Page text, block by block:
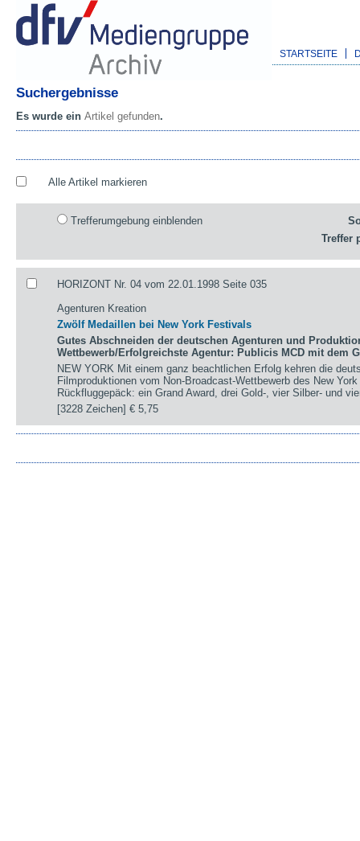
STARTSEITE
Suchergebnisse
Es wurde ein Artikel gefunden.
Alle Artikel markieren
Trefferumgebung einblenden
Treffer
HORIZONT Nr. 04 vom 22.01.1998 Seite 035
Agenturen Kreation
Zwölf Medaillen bei New York Festivals
Gutes Abschneiden der deutschen Agenturen und
Wettbewerb/Erfolgreichste Agentur: Publicis MCD mit dem
NEW YORK Mit einem ganz beachtlichen Erfolg kehren die
Filmproduktionen vom Non-Broadcast-Wettbewerb des New
Rückfluggepäck: ein Grand Award, drei Gold-, vier Silber- und
[3228 Zeichen]€ 5,75